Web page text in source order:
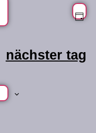
nächster tag